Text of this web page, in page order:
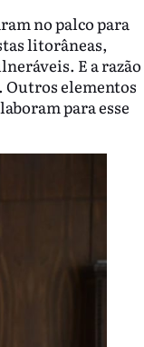
no palco para
litorâneas,
E a razão
Outros elementos
para esse